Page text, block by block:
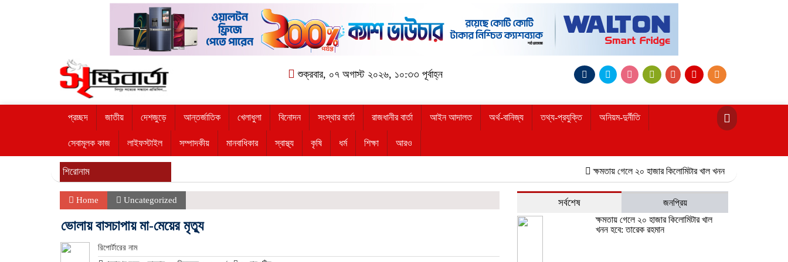
শুক্রবার, ০৭ অগাস্ট ২০২৬, ১০:৩৩ পূর্বাহ্ন
প্রচ্ছদ জাতীয় দেশজুড়ে আন্তর্জাতিক খেলাধুলা বিনোদন সংস্থার বার্তা রাজধানীর বার্তা আইন আদালত অর্থ-বানিজ্য তথ্য-প্রযুক্তি অনিয়ম-দুর্নীতি
সেবামূলক কাজ লাইফস্টাইল সম্পাদকীয় মানবাধিকার স্বাস্থ্য কৃষি ধর্ম শিক্ষা আরও
শিরোনাম ক্ষমতায় গেলে ২০ হাজার কিলোমিটার খাল খনন হবে: তারেক রহমান
Home Uncategorized
ভোলায় বাসচাপায় মা-মেয়ের মৃত্যু
রিপোর্টারের নাম
সর্বশেষ
জনপ্রিয়
ক্ষমতায় গেলে ২০ হাজার কিলোমিটার খাল
খনন হবে: তারেক রহমান